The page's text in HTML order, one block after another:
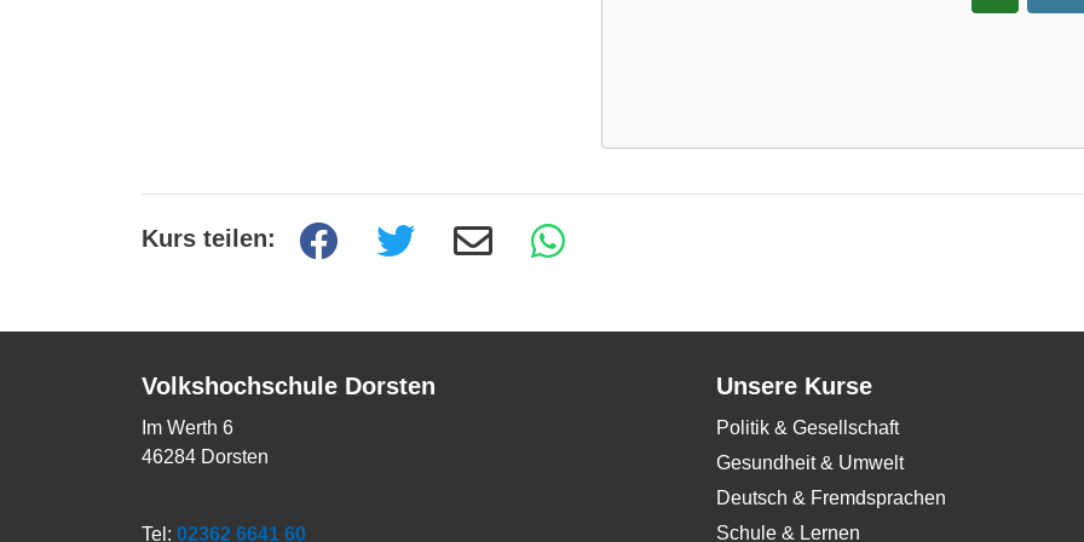
Kurs teilen:
Volkshochschule Dorsten
Im Werth 6
46284 Dorsten
Tel: 02362 6641 60
Unsere Kurse
Politik & Gesellschaft
Gesundheit & Umwelt
Deutsch & Fremdsprachen
Schule & Lernen